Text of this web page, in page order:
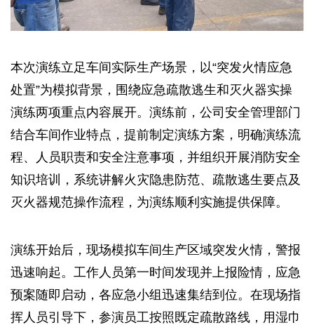
本次演练立足车间实际生产场景，以“突发火情应急
处置”为模拟背景，围绕应急疏散逃生和灭火器实操
演练两项重点内容展开。演练前，公司安全管理部门
结合车间作业特点，提前制定演练方案，明确演练流
程、人员职责和安全注意事项，并组织开展消防安全
知识培训，系统讲解火灾隐患防范、疏散逃生要点及
灭火器规范操作流程，为演练顺利实施提供保障。
演练开始后，现场模拟车间生产区域突发火情，警报
迅速响起。工作人员第一时间发现并上报险情，应急
预案随即启动，各应急小组迅速集结到位。在现场指
挥人员引导下，参演员工按照既定疏散路线，用湿巾